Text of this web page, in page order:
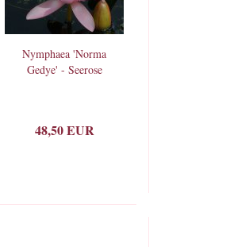
Nymphaea 'Norma
Gedye' - Seerose
48,50 EUR